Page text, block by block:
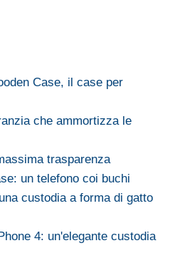
Case, il case per
che ammortizza le
trasparenza
un telefono coi buchi
custodia a forma di gatto
4: un'elegante custodia